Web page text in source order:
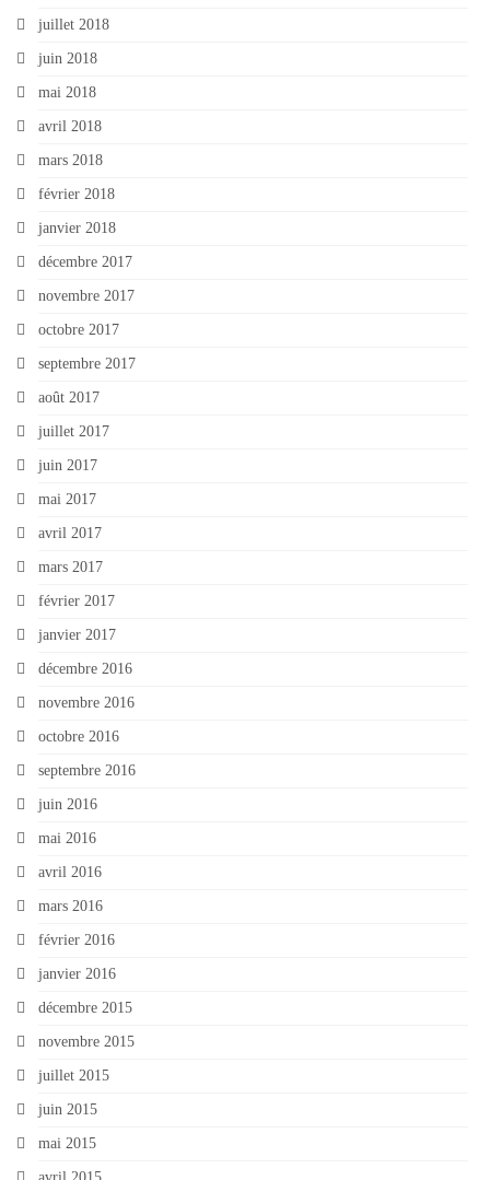
juillet 2018
juin 2018
mai 2018
avril 2018
mars 2018
février 2018
janvier 2018
décembre 2017
novembre 2017
octobre 2017
septembre 2017
août 2017
juillet 2017
juin 2017
mai 2017
avril 2017
mars 2017
février 2017
janvier 2017
décembre 2016
novembre 2016
octobre 2016
septembre 2016
juin 2016
mai 2016
avril 2016
mars 2016
février 2016
janvier 2016
décembre 2015
novembre 2015
juillet 2015
juin 2015
mai 2015